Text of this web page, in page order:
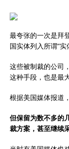
最夸张的一次是拜
国实体列入所谓“实
这些被制裁的公司
这种手段，也是最
根据美国媒体报道
但保留为数不多的
裁方案，甚至继续